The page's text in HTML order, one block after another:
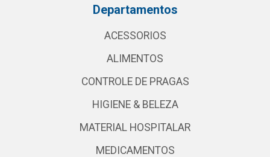
Departamentos
ACESSORIOS
ALIMENTOS
CONTROLE DE PRAGAS
HIGIENE & BELEZA
MATERIAL HOSPITALAR
MEDICAMENTOS